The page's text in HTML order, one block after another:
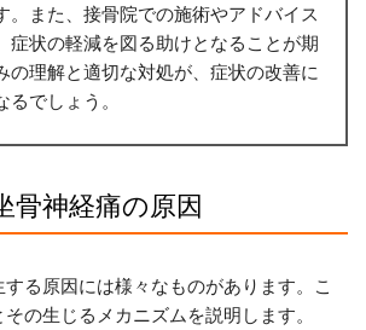
。また、接骨院での施術やアドバイス
症状の軽減を図る助けとなることが期
の理解と適切な対処が、症状の改善に
でしょう。
骨神経痛の原因
る原因には様々なものがあります。こ
の生じるメカニズムを説明します。